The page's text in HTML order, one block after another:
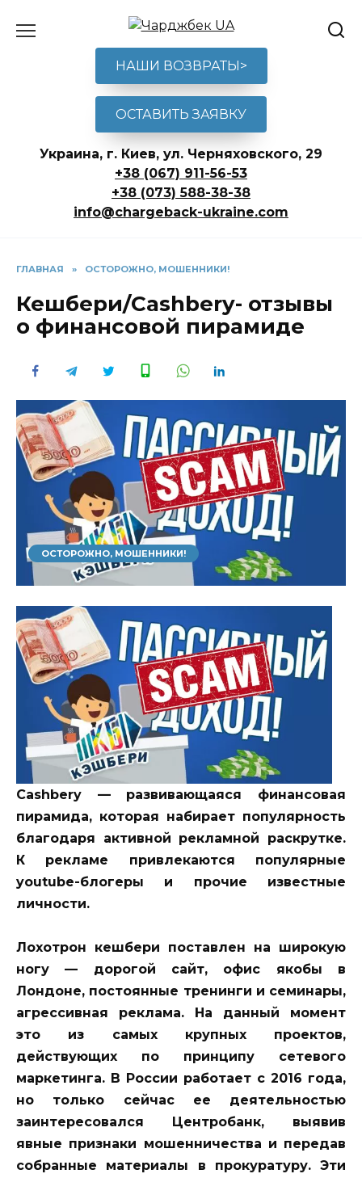
НАШИ ВОЗВРАТЫ>
ОСТАВИТЬ ЗАЯВКУ
Украина, г. Киев, ул. Черняховского, 29
+38 (067) 911-56-53
+38 (073) 588-38-38
info@chargeback-ukraine.com
ГЛАВНАЯ » ОСТОРОЖНО, МОШЕННИКИ!
Кешбери/Cashbery- отзывы
о финансовой пирамиде
ОСТОРОЖНО, МОШЕННИКИ!
Cashbery — развивающаяся финансовая
пирамида, которая набирает популярность
благодаря активной рекламной раскрутке.
К рекламе привлекаются популярные
youtube-блогеры и прочие известные
личности.
Лохотрон кешбери поставлен на широкую
ногу — дорогой сайт, офис якобы в
Лондоне, постоянные тренинги и семинары,
агрессивная реклама. На данный момент
это из самых крупных проектов,
действующих по принципу сетевого
маркетинга. В России работает с 2016 года,
но только сейчас ее деятельностью
заинтересовался Центробанк, выявив
явные признаки мошенничества и передав
собранные материалы в прокуратуру. Эти